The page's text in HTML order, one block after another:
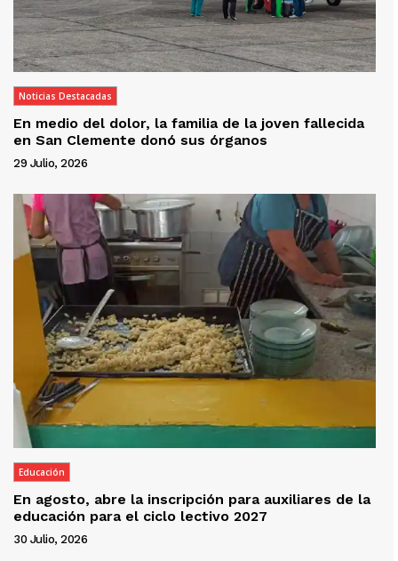
Noticias Destacadas
En medio del dolor, la familia de la joven fallecida
en San Clemente donó sus órganos
29 Julio, 2026
Educación
En agosto, abre la inscripción para auxiliares de la
educación para el ciclo lectivo 2027
30 Julio, 2026